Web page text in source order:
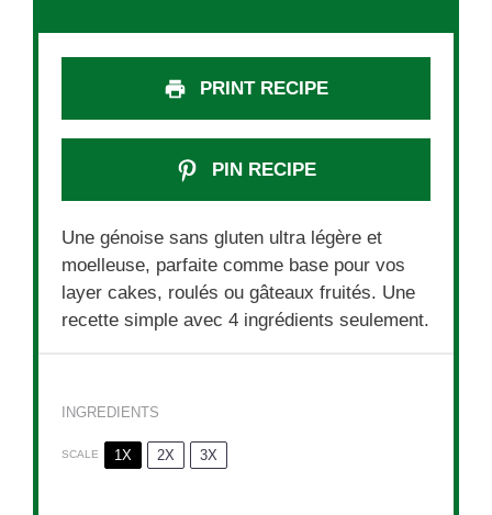
PRINT RECIPE
PIN RECIPE
Une génoise sans gluten ultra légère et
moelleuse, parfaite comme base pour vos
layer cakes, roulés ou gâteaux fruités. Une
recette simple avec 4 ingrédients seulement.
INGREDIENTS
SCALE 1X 2X 3X